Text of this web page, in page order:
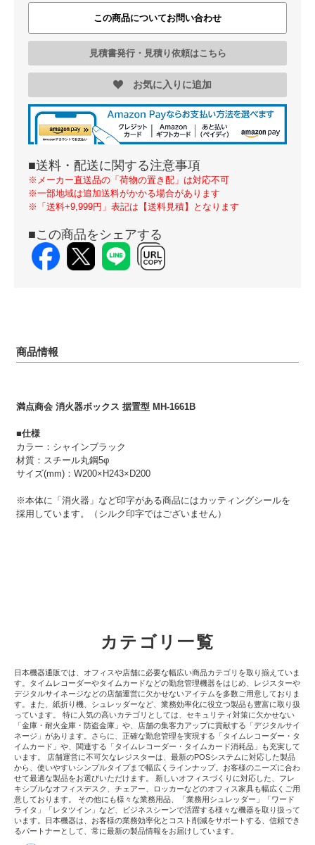
この商品についてお問い合わせ
見積書発行・見積り依頼はこちら
お気に入りに追加
■送料・配送に関する注意事項
※メーカー直送品の「荷物の置き配」は対応不可
※一部地域は追加送料がかかる場合があります
※「送料+9,999円」表記は【送料見積】となります
■この商品をシェアする
商品情報
満点商会 消火器ボックス 据置型 MH-1661B
■仕様
カラー：シャインブラック
材質：スチール丸鋼5φ
サイズ(mm)：W200×H243×D200
※本体に「消火器」など印字がある商品にはカッティングシールを
採用しています。（シルク印字ではございません）
カテゴリ一覧
日本機器通販では、オフィスや店舗に必要な幅広い商品カテゴリを取り揃えていま
す。タイムレコーダーやタイムカードなどの勤怠管理機器をはじめ、レジスターや
デジタルサイネージなどの店舗運営に欠かせないアイテムを多数ご用意しておりま
す。また、紙折り機、シュレッダーなど、業務効率化に役立つ製品も豊富に取り扱
っています。 特に人気の高いカテゴリとしては、セキュリティ対策に欠かせない
「金庫・耐火金庫・防盗金庫」や、店舗の集客力アップに貢献する「デジタルサイ
ネージ」があります。さらに、正確な勤怠管理を実現する「タイムレコーダー・タ
イムカード」や、関連する「タイムレコーダー・タイムカード消耗品」も充実して
います。 店舗運営に不可欠なレジスターは、最新のPOSシステムに対応した製品
から、使いやすいシンプルタイプまで幅広くラインナップ。お客様のニーズに合わ
せて最適な製品をお選びいただけます。 新しいオフィスづくりに対応した、フレ
キシブルなオフィスデスク、チェアー、ロッカーなどのオフィス家具も幅広くご用
意しております。 その他にも様々な業務用品、「業務用シュレッダー」「ワード
ライタ」「レタツイン」など、ビジネスシーンで活躍する様々な機器を取り扱って
います。日本機器は、お客様の業務効率化とコスト削減をサポートする、信頼でき
るパートナーとして、常に最新の製品情報をお届けしています。